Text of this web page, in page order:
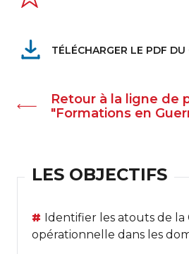
TÉLÉCHARGER LE PDF DU
Retour à la ligne de
"Formations en
LES OBJECTIFS
Identifier les atouts de la
opérationnelle dans les